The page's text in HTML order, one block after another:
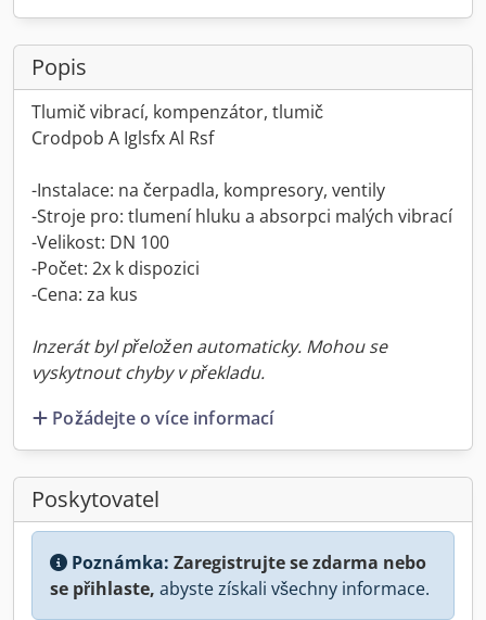
Popis
Tlumič vibrací, kompenzátor, tlumič
Crodpob A Iglsfx Al Rsf
-Instalace: na čerpadla, kompresory, ventily
-Stroje pro: tlumení hluku a absorpci malých vibrací
-Velikost: DN 100
-Počet: 2x k dispozici
-Cena: za kus
Inzerát byl přeložen automaticky. Mohou se
vyskytnout chyby v překladu.
Požádejte o více informací
Poskytovatel
Poznámka: Zaregistrujte se zdarma nebo
se přihlaste, abyste získali všechny informace.